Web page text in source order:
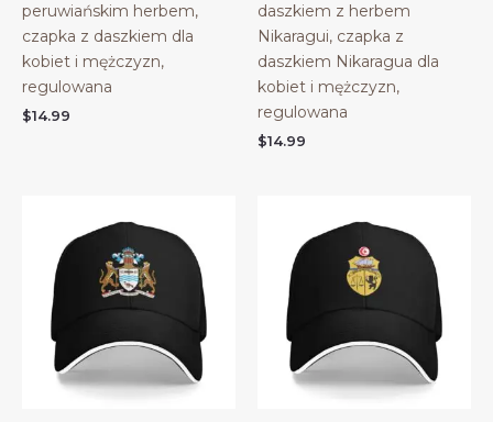
peruwiańskim herbem,
czapka z daszkiem dla
kobiet i mężczyzn,
regulowana
$14.99
daszkiem z herbem
Nikaragui, czapka z
daszkiem Nikaragua dla
kobiet i mężczyzn,
regulowana
$14.99